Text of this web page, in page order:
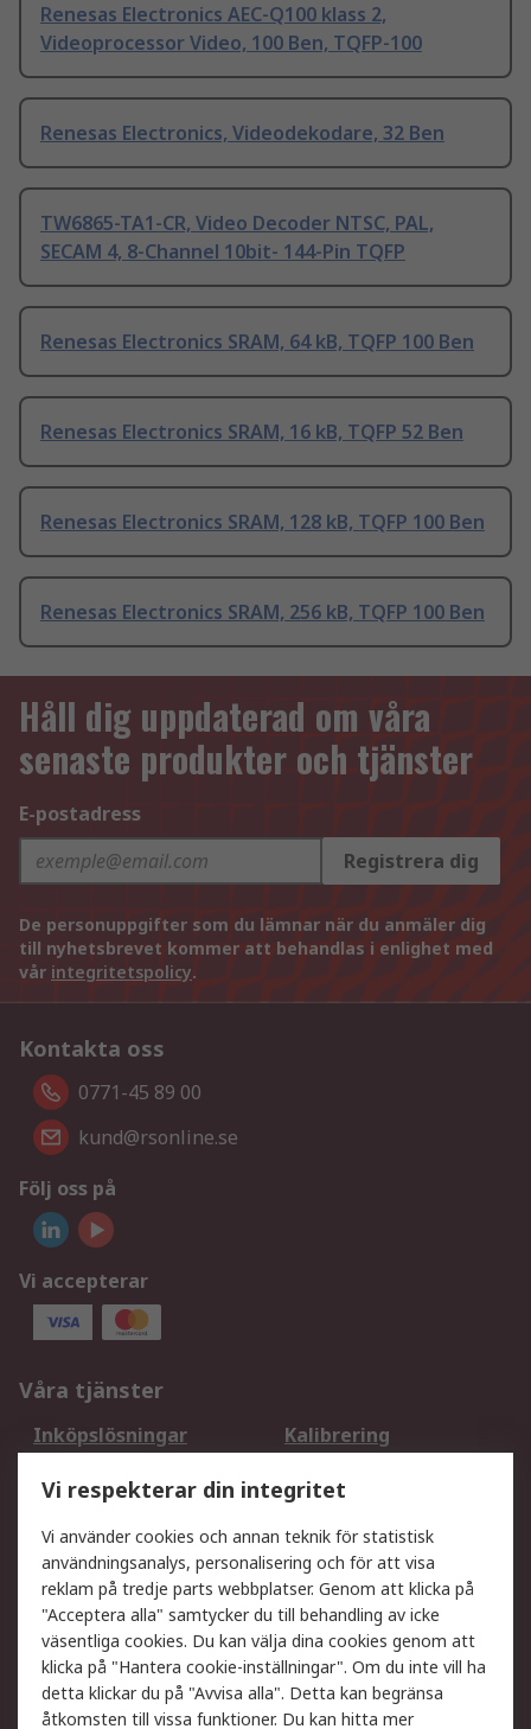
Renesas Electronics AEC-Q100 klass 2,
Videoprocessor Video, 100 Ben, TQFP-100
Renesas Electronics, Videodekodare, 32 Ben
TW6865-TA1-CR, Video Decoder NTSC, PAL,
SECAM 4, 8-Channel 10bit- 144-Pin TQFP
Renesas Electronics SRAM, 64 kB, TQFP 100 Ben
Renesas Electronics SRAM, 16 kB, TQFP 52 Ben
Renesas Electronics SRAM, 128 kB, TQFP 100 Ben
Renesas Electronics SRAM, 256 kB, TQFP 100 Ben
Håll dig uppdaterad om våra
senaste produkter och tjänster
E-postadress
Registrera dig
De personuppgifter som du lämnar när du anmäler dig
till nyhetsbrevet kommer att behandlas i enlighet med
vår integritetspolicy.
Kontakta oss
0771-45 89 00
kund@rsonline.se
Följ oss på
Vi accepterar
Våra tjänster
Inköpslösningar
Kalibrering
DesignSpark
Teknisk Support
Ditt lokala säljteam
Exportlösningar
Support
Få hjälp
Retur av varor
Leverans
Spåra din order
Begär en fakturakopi
Fördelar med RS-konto
Vi respekterar din integritet
Vi använder cookies och annan teknik för statistisk
användningsanalys, personalisering och för att visa
reklam på tredje parts webbplatser. Genom att klicka på
"Acceptera alla" samtycker du till behandling av icke
väsentliga cookies. Du kan välja dina cookies genom att
klicka på "Hantera cookie-inställningar". Om du inte vill ha
detta klickar du på "Avvisa alla". Detta kan begränsa
åtkomsten till vissa funktioner. Du kan hitta mer